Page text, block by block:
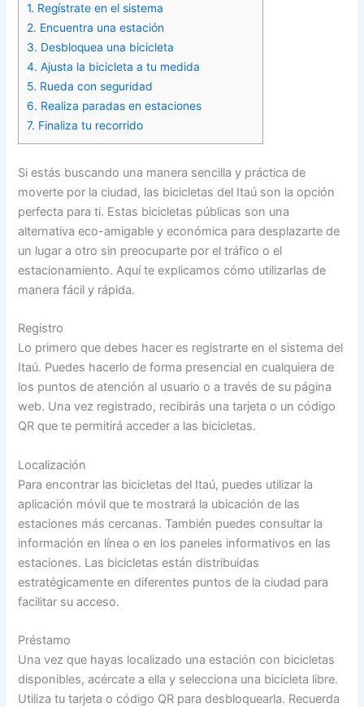
1. Regístrate en el sistema
2. Encuentra una estación
3. Desbloquea una bicicleta
4. Ajusta la bicicleta a tu medida
5. Rueda con seguridad
6. Realiza paradas en estaciones
7. Finaliza tu recorrido
Si estás buscando una manera sencilla y práctica de
moverte por la ciudad, las bicicletas del Itaú son la opción
perfecta para ti. Estas bicicletas públicas son una
alternativa eco-amigable y económica para desplazarte de
un lugar a otro sin preocuparte por el tráfico o el
estacionamiento. Aquí te explicamos cómo utilizarlas de
manera fácil y rápida.
Registro
Lo primero que debes hacer es registrarte en el sistema del
Itaú. Puedes hacerlo de forma presencial en cualquiera de
los puntos de atención al usuario o a través de su página
web. Una vez registrado, recibirás una tarjeta o un código
QR que te permitirá acceder a las bicicletas.
Localización
Para encontrar las bicicletas del Itaú, puedes utilizar la
aplicación móvil que te mostrará la ubicación de las
estaciones más cercanas. También puedes consultar la
información en línea o en los paneles informativos en las
estaciones. Las bicicletas están distribuidas
estratégicamente en diferentes puntos de la ciudad para
facilitar su acceso.
Préstamo
Una vez que hayas localizado una estación con bicicletas
disponibles, acércate a ella y selecciona una bicicleta libre.
Utiliza tu tarjeta o código QR para desbloquearla. Recuerda